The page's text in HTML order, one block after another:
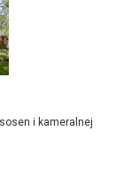
i kameralnej